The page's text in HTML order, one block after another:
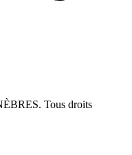
Tous droits